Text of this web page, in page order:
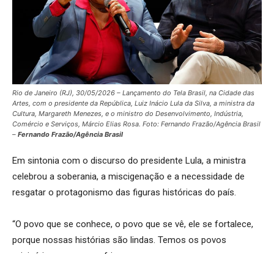
Rio de Janeiro (RJ), 30/05/2026 – Lançamento do Tela Brasil, na Cidade das
Artes, com o presidente da República, Luiz Inácio Lula da Silva, a ministra da
Cultura, Margareth Menezes, e o ministro do Desenvolvimento, Indústria,
Comércio e Serviços, Márcio Elias Rosa. Foto: Fernando Frazão/Agência Brasil
– Fernando Frazão/Agência Brasil
Em sintonia com o discurso do presidente Lula, a ministra
celebrou a soberania, a miscigenação e a necessidade de
resgatar o protagonismo das figuras históricas do país.
“O povo que se conhece, o povo que se vê, ele se fortalece,
porque nossas histórias são lindas. Temos os povos